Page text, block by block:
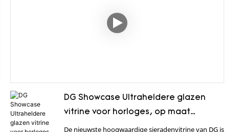
DG Showcase Ultraheldere glazen
vitrine voor horloges, op maat
gemaakte horloges, toonbankvitrines
De nieuwste hoogwaardige sieradenvitrine van DG is